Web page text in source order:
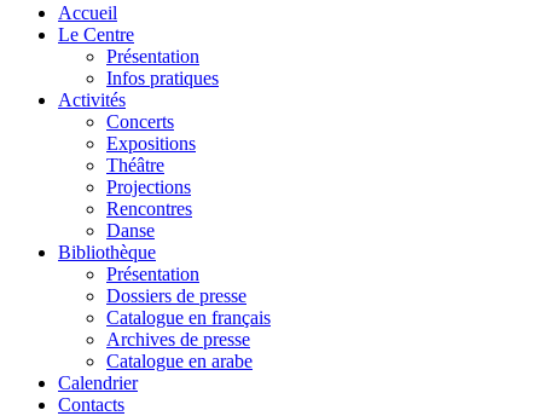
Accueil
Le Centre
Présentation
Infos pratiques
Activités
Concerts
Expositions
Théâtre
Projections
Rencontres
Danse
Bibliothèque
Présentation
Dossiers de presse
Catalogue en français
Archives de presse
Catalogue en arabe
Calendrier
Contacts